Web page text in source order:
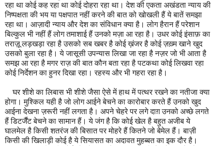
रहा था कोई कह रहा था कोई दोहरा रहा था। देश की एकता अखंडता न्याय की
निष्पक्षता की भय या पक्षपात नहीं करने की बात को खोखली हैं ये बातें समझा
रहा था। आज़ादी न्याय और देश का संविधान क्या है। लोग हैरान हैं परेशान
बिल्कुल भी नहीं हैं लोग तमाशाई हैं उनको मज़ा आ रहा है। उधर कोई इंसाफ़ का
तराज़ू लड़खड़ा रहा है उसको सब खबर है कोई ख़ंजर है कोई ज़ख़्म खाने खुद
उसको बुला रहा है। ये जासूसी उपन्यास लिखा जा रहा है नज़र जो भी आता है
समझ आ रहा है मगर राज़ की बात कौन बता रहा है पटकथा कोई लिखवा रहा
कोई निर्देशन का हुनर दिखा रहा। रहस्य और भी गहरा रहा है।
घर शीशे का लिबास भी शीशे जैसा ऐसे में हाथ में पत्थर रखने का नतीजा क्या
होगा। मुश्किल यही है जो लोग आईने बेचने का कारोबार करते हैं उनको खुद
आईना देखना ज़रूरी नहीं लगता है। अपने चेहरे पर लगे दाग़ उनको अच्छे लगते
हैं डिटर्जैंट बेचने का सामान हैं। ये जंग है कि कोई खेल है बहुत अजीब ये
घालमेल है किसी शतरंज की बिसात पर मोहरे हैं कितने जो बेमेल हैं। बाज़ी
किसी की खिलाड़ी कोई है ये सियासत का अदावत मुहब्बत का इक दौर है।